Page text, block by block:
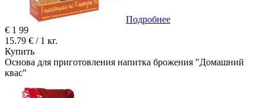
Подробнее
€ 1 99
15.79 € / 1 кг.
Купить
Основа для приготовления напитка брожения "Домашний
квас"